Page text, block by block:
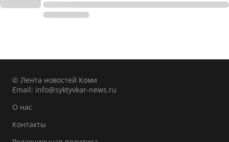
© Лента новостей Коми
Email: info@syktyvkar-news.ru
О нас
Контакты